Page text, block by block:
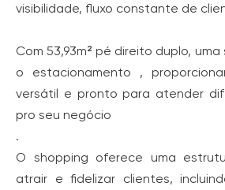
visibilidade, fluxo constante de
Com 53,93m² pé direito duplo,
o estacionamento ,
versátil e pronto para atender
pro seu negócio
.
O shopping oferece uma
atrair e fidelizar clientes,